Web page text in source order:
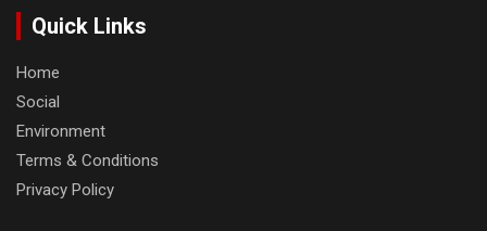
Quick Links
Home
Social
Environment
Terms & Conditions
Privacy Policy